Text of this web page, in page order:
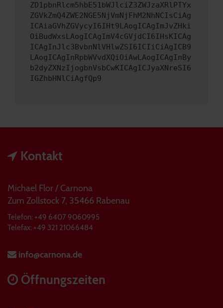
ZD1pbnRlcm5hbE51bWJlciZ3ZWJzaXRlPTYx
ZGVkZmQ4ZWE2NGE5NjVmNjFhM2NhNCIsCiAg
ICAiaGVhZGVycyI6IHt9LAogICAgImJvZHki
OiBudWxsLAogICAgImV4cGVjdCI6IHsKICAg
ICAgInJlc3BvbnNlVHlwZSI6ICIiCiAgICB9
LAogICAgInRpbWVvdXQiOiAwLAogICAgInBy
b2dyZXNzIjogbnVsbCwKICAgICJyaXNreSI6
IGZhbHNlCiAgfQp9
Kontakt
Michael Flor / Carnona
Zum Zollstock 7, 35466 Rabenau
Telefon: +49 6407 9060995
Telefax: +49 321 21066484
info@carnona.de
Öffnungszeiten